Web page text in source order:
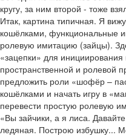
кругу, за ним второй - тоже
Итак, картина типичная. Я
кошёлками, функциональные
ролевую имитацию (зайцы).
«зацепки» для
пространственной и ролевой
предложить роли «шофёр –
кошёлками и начать игру в
перевести простую ролевую
«Вы зайчики, а я лиса.
ледяная. Построю избушку...